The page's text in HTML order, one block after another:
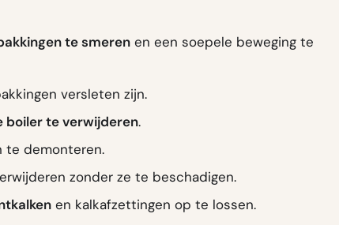
te smeren en een soepele beweging te
versleten zijn.
boiler te verwijderen.
te demonteren.
zonder ze te beschadigen.
en kalkafzettingen op te lossen.